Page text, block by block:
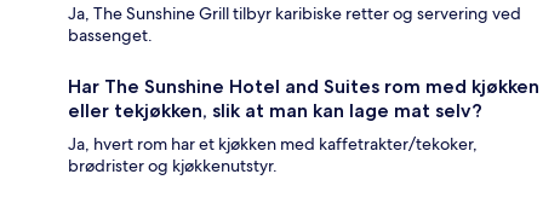
Ja, The Sunshine Grill tilbyr karibiske retter og servering ved
bassenget.
Har The Sunshine Hotel and Suites rom med kjøkken
eller tekjøkken, slik at man kan lage mat selv?
Ja, hvert rom har et kjøkken med kaffetrakter/tekoker,
brødrister og kjøkkenutstyr.